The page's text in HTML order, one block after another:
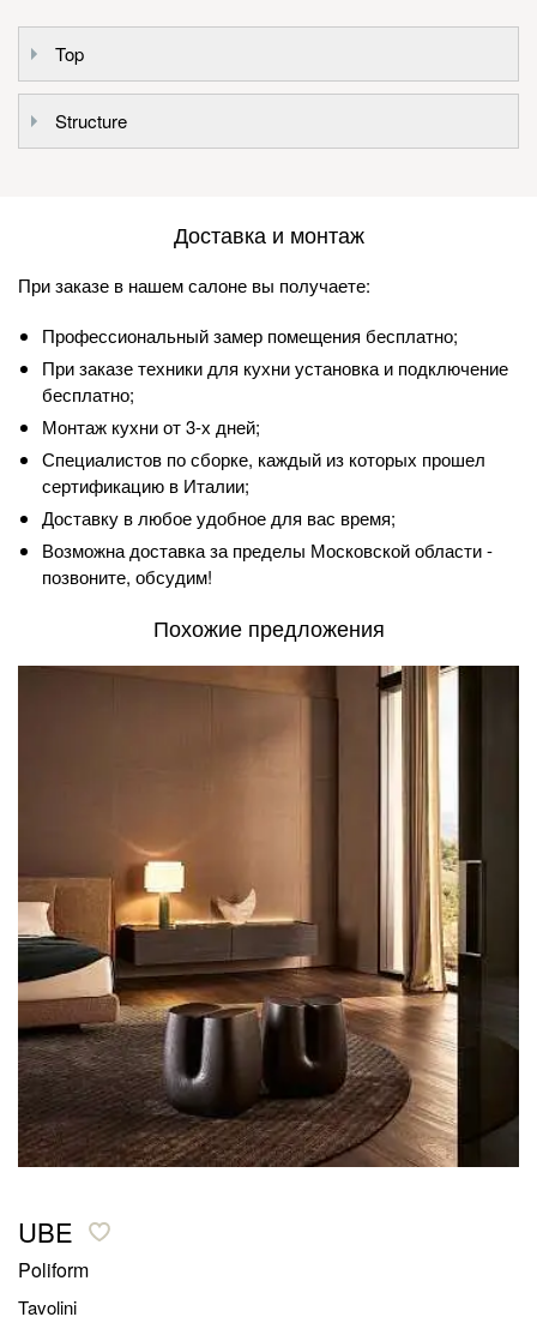
Top
Structure
Доставка и монтаж
При заказе в нашем салоне вы получаете:
Профессиональный замер помещения бесплатно;
При заказе техники для кухни установка и подключение
бесплатно;
Монтаж кухни от 3-х дней;
Специалистов по сборке, каждый из которых прошел
сертификацию в Италии;
Доставку в любое удобное для вас время;
Возможна доставка за пределы Московской области -
позвоните, обсудим!
Похожие предложения
UBE
Poliform
Tavolini